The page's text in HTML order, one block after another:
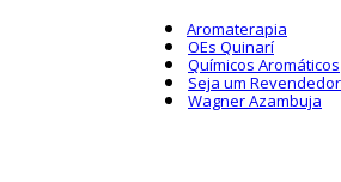
Aromaterapia
OEs Quinarí
Químicos Aromáticos
Seja um Revendedor
Wagner Azambuja